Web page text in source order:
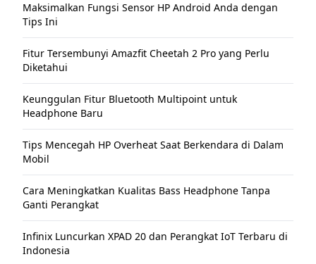
Maksimalkan Fungsi Sensor HP Android Anda dengan
Tips Ini
Fitur Tersembunyi Amazfit Cheetah 2 Pro yang Perlu
Diketahui
Keunggulan Fitur Bluetooth Multipoint untuk
Headphone Baru
Tips Mencegah HP Overheat Saat Berkendara di Dalam
Mobil
Cara Meningkatkan Kualitas Bass Headphone Tanpa
Ganti Perangkat
Infinix Luncurkan XPAD 20 dan Perangkat IoT Terbaru di
Indonesia